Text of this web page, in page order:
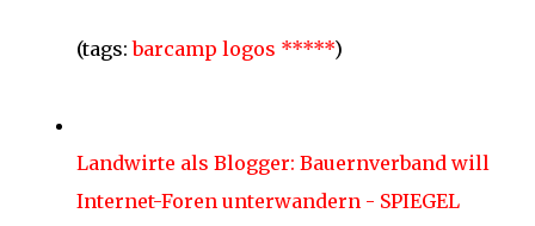
(tags:barcamp logos *****)
Landwirte als Blogger: Bauernverband will
Internet-Foren unterwandern - SPIEGEL